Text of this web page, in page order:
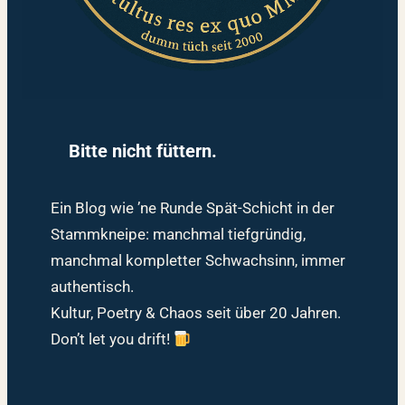
Bitte nicht füttern.
Ein Blog wie ’ne Runde Spät-Schicht in der
Stammkneipe: manchmal tiefgründig,
manchmal kompletter Schwachsinn, immer
authentisch.
Kultur, Poetry & Chaos seit über 20 Jahren.
Don’t let you drift!